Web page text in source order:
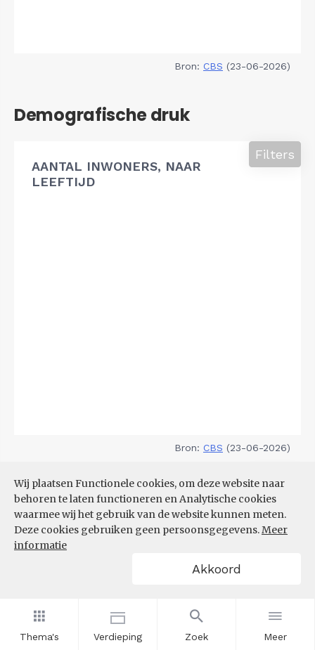
Thema's Verdieping Zoek Meer
Wij plaatsen Functionele cookies, om deze website naar
behoren te laten functioneren en Analytische cookies
waarmee wij het gebruik van de website kunnen meten.
Deze cookies gebruiken geen persoonsgegevens.Meer
informatie
Akkoord
Bron: CBS (23-06-2026)
Demografische druk
AANTAL INWONERS, NAAR
LEEFTIJD
Filters
Bron: CBS (23-06-2026)
DEMOGRAFISCHE DRUK
Filters